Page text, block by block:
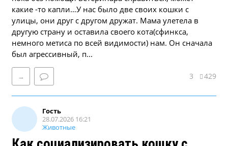
какие -то капли…У нас было две своих кошки с
улицы, они друг с другом дружат. Мама улетела в
другую страну и оставила своего кота(сфинкса,
немного метиса по всей видимости) нам. Он сначала
был агрессивный, п...
→ 3 429
Гость
28.07.2026 16:21
Животные